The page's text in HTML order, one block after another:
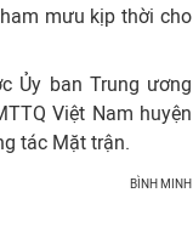
mưu kịp thời cho
Ủy ban Trung ương
Việt Nam huyện
tác Mặt trận.
BÌNH MINH